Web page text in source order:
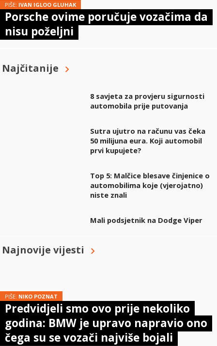
PIŠE: IVAN IGLOO GLUHAK
Porsche ovime poručuje vozačima da
nisu poželjni
Najčitanije
8 savjeta za provjeru sigurnosti
automobila prije putovanja
Sutra ujutro na računu vas čeka
50 milijuna eura. Koji automobil
prvi kupujete?
Top 5: Malčice blesave činjenice o
automobilima koje (vjerojatno)
niste znali
Mali podsjetnik na Dodge Viper
Najnovije vijesti
PIŠE: NIKO POZNAT
Predvidjeli smo ovo prije nekoliko
godina: BMW je upravo napravio ono
čega su se vozači najviše bojali